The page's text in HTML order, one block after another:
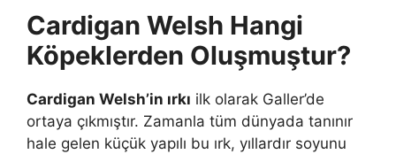
Cardigan Welsh Hangi
Köpeklerden Oluşmuştur?
Cardigan Welsh’in ırkı ilk olarak Galler’de
ortaya çıkmıştır. Zamanla tüm dünyada tanınır
hale gelen küçük yapılı bu ırk, yıllardır soyunu